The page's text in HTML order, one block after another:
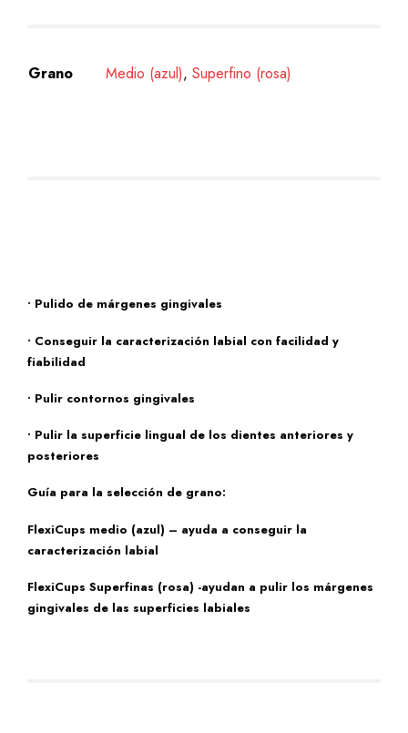
Grano Medio (azul), Superfino (rosa)
• Pulido de márgenes gingivales
• Conseguir la caracterización labial con facilidad y
fiabilidad
• Pulir contornos gingivales
• Pulir la superficie lingual de los dientes anteriores y
posteriores
Guía para la selección de grano:
FlexiCups medio (azul) – ayuda a conseguir la
caracterización labial
FlexiCups Superfinas (rosa) -ayudan a pulir los márgenes
gingivales de las superficies labiales